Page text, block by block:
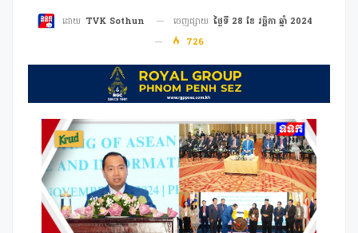
ដោយ TVK Sothun ចេញផ្សាយ ថ្ងៃទី 28 ខែ វច្ឆិកា ឆ្នាំ 2024
726